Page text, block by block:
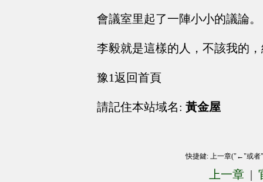
會議室里起了一陣小小的議論。
李毅就是這樣的人，不該我的
豫1返回首頁
請記住本站域名: 黃金屋
快捷鍵: 上一章("←"或
上一章 |